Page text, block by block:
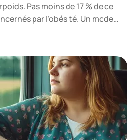
Pas moins de 17 % de ce
par l’obésité. Un mode
équilibrée
traitement médicamenteux
Tandis que Mounjaro a
le traitement du diabète de
conçu pour la perte et le
Toutefois, Mounjaro présente
pour la perte et le
Dans cet article, nous